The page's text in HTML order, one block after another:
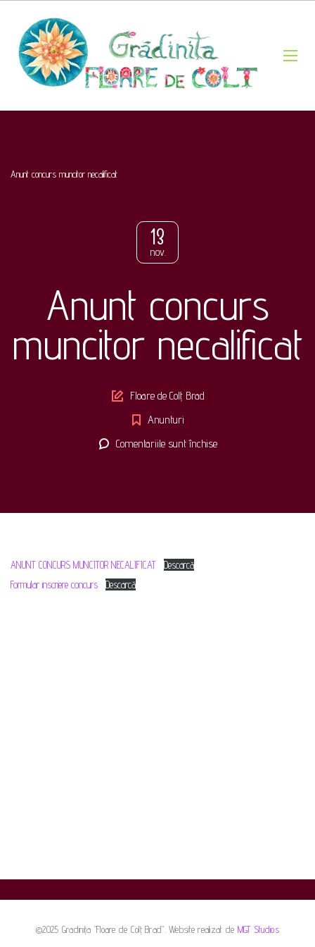
Anunt concurs muncitor necalificat
13
nov.
Anunt concurs
muncitor necalificat
Author
Floare de Colț Brad
Anunturi
Comentariile sunt închisepentru
ANUNT CONCURS MUNCITOR NECALIFICAT
Descarcă
Formular inscriere concurs
Descarcă
©2025 Gradinița "Floare de Colț Brad". Website realizat de MGT Studios